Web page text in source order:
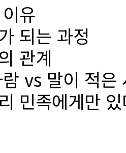
유
되는 과정
관계
vs 말이 적은
민족에게만